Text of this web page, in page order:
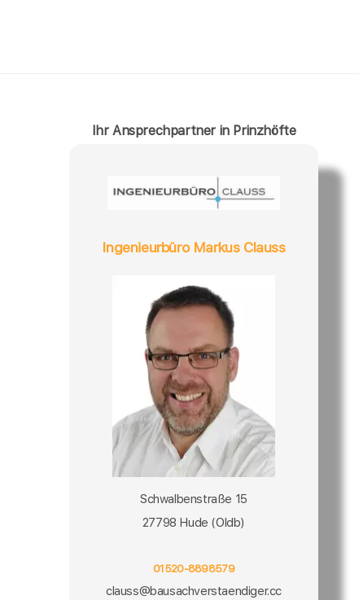
Ihr Ansprechpartner in Prinzhöfte
Ingenieurbüro Markus Clauss
Schwalbenstraße 15
27798 Hude (Oldb)
01520-8898579
clauss@bausachverstaendiger.cc